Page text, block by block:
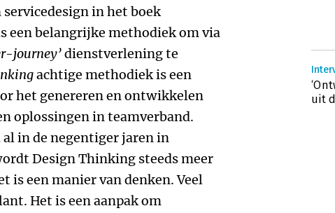
in het boek
een belangrijke methodiek om via
journey’dienstverlening te
achtige methodiek is een
het genereren en ontwikkelen
oplossingen in teamverband.
in de negentiger jaren in
Design Thinking steeds meer
is een manier van denken. Veel
Het is een aanpak om
uit